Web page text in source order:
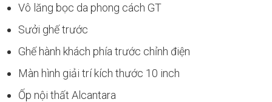
Vô lăng bọc da phong cách GT
Sưởi ghế trước
Ghế hành khách phía trước chỉnh điện
Màn hình giải trí kích thước 10 inch
Ốp nội thất Alcantara